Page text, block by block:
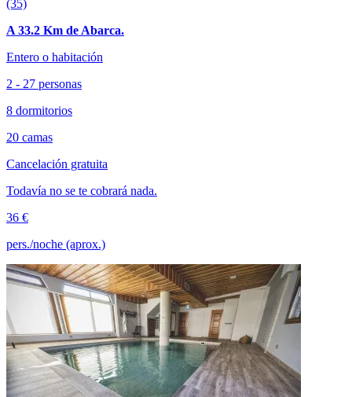
(35)
A 33.2 Km de Abarca.
Entero o habitación
2 - 27 personas
8 dormitorios
20 camas
Cancelación gratuita
Todavía no se te cobrará nada.
36 €
pers./noche (aprox.)